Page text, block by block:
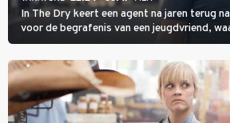
In The Dry keert een agent na jaren terug
voor de begrafenis van een jeugdvriend,
onderzoeken van diens dood een verband
met een oude zaak.